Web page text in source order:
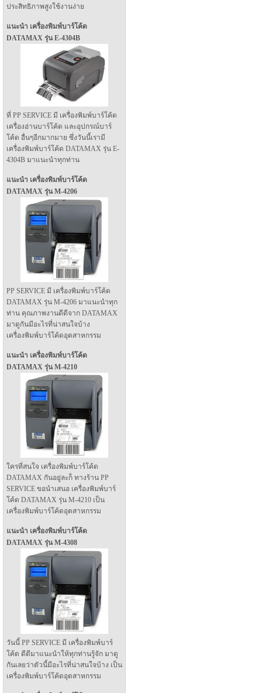
ประสิทธิภาพสูงใช้งานง่าย
แนะนำ เครื่องพิมพ์บาร์โค้ด
DATAMAX รุ่น E-4304B
ที่ PP SERVICE มี เครื่องพิมพ์บาร์โค้ด
เครื่องอ่านบาร์โค้ด และอุปกรณ์บาร์
โค้ด อื่นๆอีกมากมาย ซึ่งวันนี้เรามี
เครื่องพิมพ์บาร์โค้ด DATAMAX รุ่น E-
4304B มาแนะนำทุกท่าน
แนะนำ เครื่องพิมพ์บาร์โค้ด
DATAMAX รุ่น M-4206
PP SERVICE มี เครื่องพิมพ์บาร์โค้ด
DATAMAX รุ่น M-4206 มาแนะนำทุก
ท่าน คุณภาพงานดีดีจาก DATAMAX
มาดูกันมีอะไรที่น่าสนใจบ้าง
เครื่องพิมพ์บาร์โค้ดอุตสาหกรรม
แนะนำ เครื่องพิมพ์บาร์โค้ด
DATAMAX รุ่น M-4210
ใครที่สนใจ เครื่องพิมพ์บาร์โค้ด
DATAMAX กันอยู่ละก็ ทางร้าน PP
SERVICE ขอนำเสนอ เครื่องพิมพ์บาร์
โค้ด DATAMAX รุ่น M-4210 เป็น
เครื่องพิมพ์บาร์โค้ดอุตสาหกรรม
แนะนำ เครื่องพิมพ์บาร์โค้ด
DATAMAX รุ่น M-4308
วันนี้ PP SERVICE มี เครื่องพิมพ์บาร์
โค้ด ดีดีมาแนะนำให้ทุกท่านรู้จัก มาดู
กันเลยว่าตัวนี้มีอะไรที่น่าสนใจบ้าง เป็น
เครื่องพิมพ์บาร์โค้ดอุตสาหกรรม